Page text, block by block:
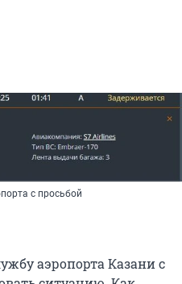
с просьбой
аэропорта Казани с